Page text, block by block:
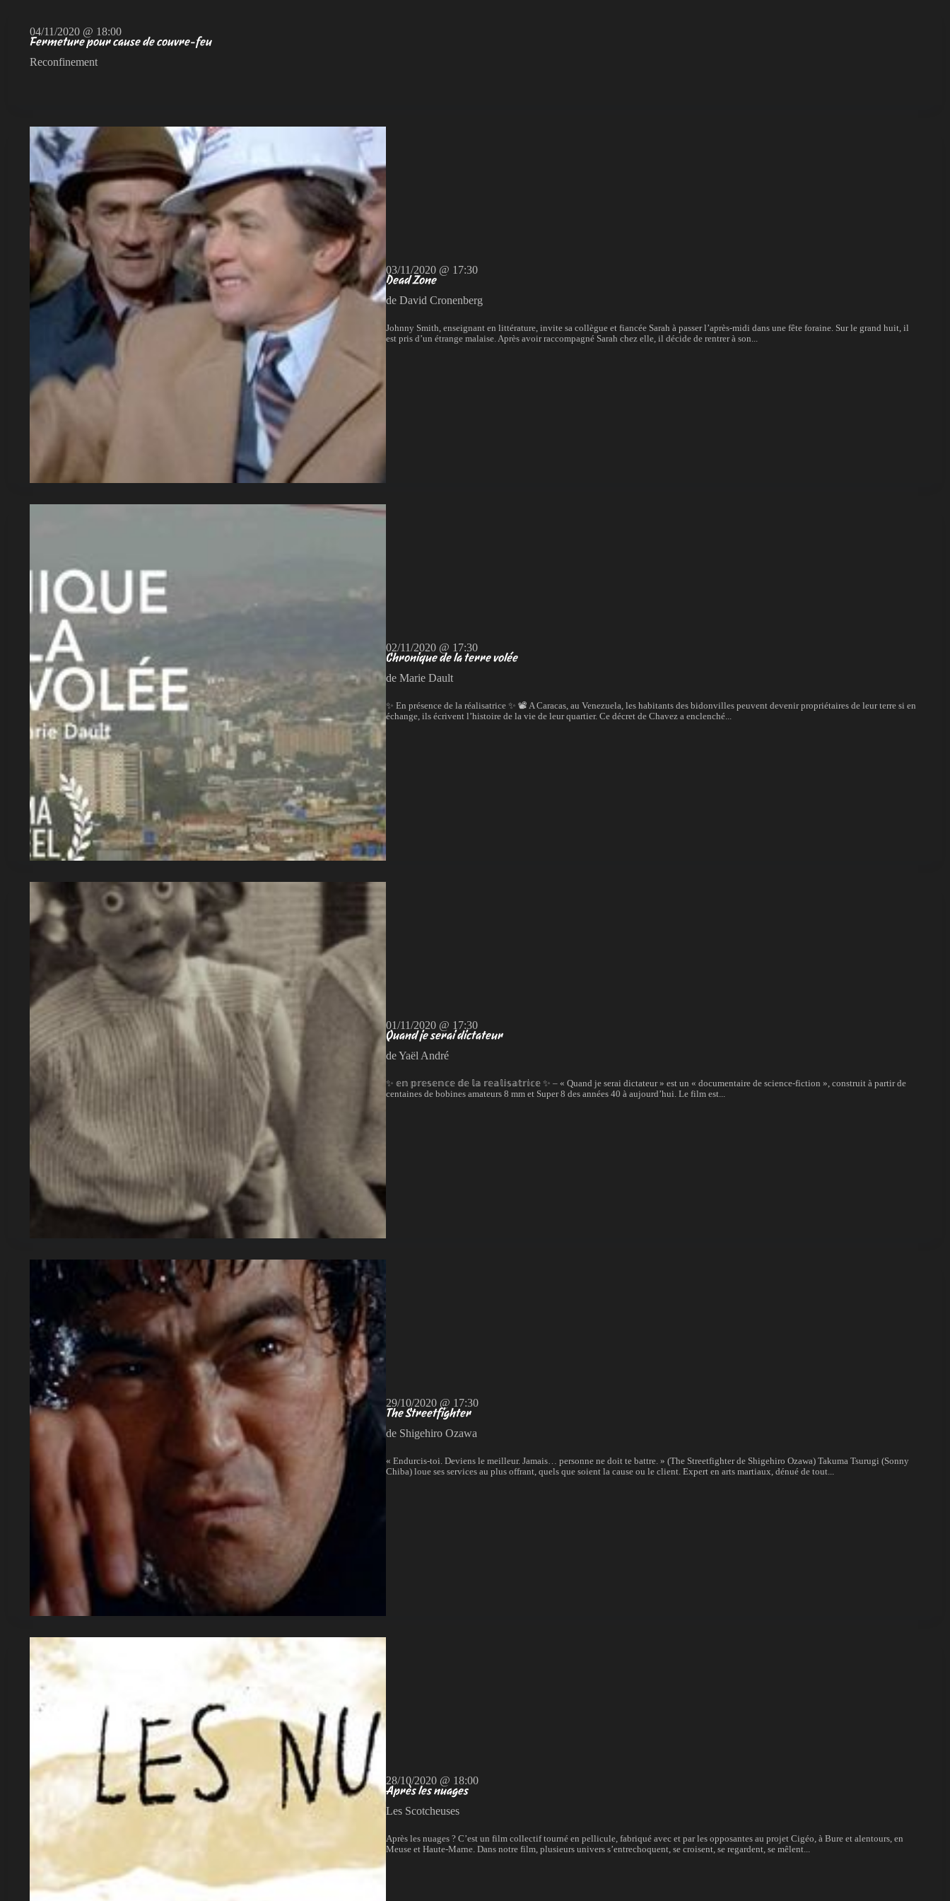
04/11/2020 @ 18:00
Fermeture pour cause de couvre-feu
Reconfinement
03/11/2020 @ 17:30
Dead Zone
de David Cronenberg
Johnny Smith, enseignant en littérature, invite sa collègue et fiancée Sarah à passer l’après-midi dans une fête foraine. Sur le grand huit, il
est pris d’un étrange malaise. Après avoir raccompagné Sarah chez elle, il décide de rentrer à son...
02/11/2020 @ 17:30
Chronique de la terre volée
de Marie Dault
✨ En présence de la réalisatrice ✨ 📽 A Caracas, au Venezuela, les habitants des bidonvilles peuvent devenir propriétaires de leur terre si en
échange, ils écrivent l’histoire de la vie de leur quartier. Ce décret de Chavez a enclenché...
01/11/2020 @ 17:30
Quand je serai dictateur
de Yaël André
✨ 𝕖𝕟 𝕡𝕣𝕖𝕤𝕖𝕟𝕔𝕖 𝕕𝕖 𝕝𝕒 𝕣𝕖𝕒𝕝𝕚𝕤𝕒𝕥𝕣𝕚𝕔𝕖 ✨ – « Quand je serai dictateur » est un « documentaire de science-fiction », construit à partir de
centaines de bobines amateurs 8 mm et Super 8 des années 40 à aujourd’hui. Le film est...
29/10/2020 @ 17:30
The Streetfighter
de Shigehiro Ozawa
« Endurcis-toi. Deviens le meilleur. Jamais… personne ne doit te battre. » (The Streetfighter de Shigehiro Ozawa) Takuma Tsurugi (Sonny
Chiba) loue ses services au plus offrant, quels que soient la cause ou le client. Expert en arts martiaux, dénué de tout...
28/10/2020 @ 18:00
Après les nuages
Les Scotcheuses
Après les nuages ? C’est un film collectif tourné en pellicule, fabriqué avec et par les opposantes au projet Cigéo, à Bure et alentours, en
Meuse et Haute-Marne. Dans notre film, plusieurs univers s’entrechoquent, se croisent, se regardent, se mêlent...